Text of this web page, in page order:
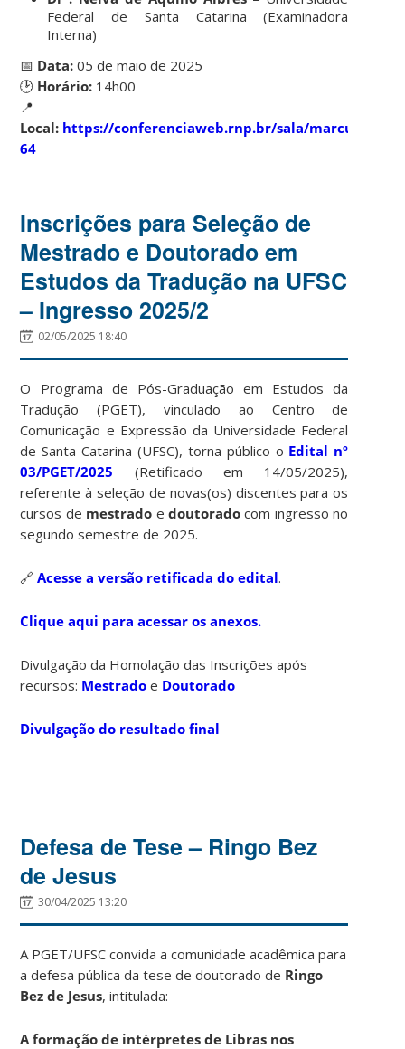
Federal de Santa Catarina (Examinadora
Interna)
📅 Data: 05 de maio de 2025
🕑 Horário: 14h00
📍
Local: https://conferenciaweb.rnp.br/sala/marcus-
64
Inscrições para Seleção de
Mestrado e Doutorado em
Estudos da Tradução na UFSC
– Ingresso 2025/2
02/05/2025 18:40
O Programa de Pós-Graduação em Estudos da
Tradução (PGET), vinculado ao Centro de
Comunicação e Expressão da Universidade Federal
de Santa Catarina (UFSC), torna público o Edital nº
03/PGET/2025 (Retificado em 14/05/2025),
referente à seleção de novas(os) discentes para os
cursos de mestrado edoutorado com ingresso no
segundo semestre de 2025.
🔗Acesse a versão retificada do edital.
Clique aqui para acessar os anexos.
Divulgação da Homolação das Inscrições após
recursos: Mestrado e Doutorado
Divulgação do resultado final
Defesa de Tese – Ringo Bez
de Jesus
30/04/2025 13:20
A PGET/UFSC convida a comunidade acadêmica para
a defesa pública da tese de doutorado de Ringo
Bez de Jesus, intitulada:
A formação de intérpretes de Libras nos